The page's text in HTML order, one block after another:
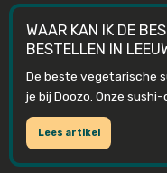
WAAR KAN IK DE
BESTELLEN IN
De beste vegetarische
je bij Doozo. Onze
Lees artikel